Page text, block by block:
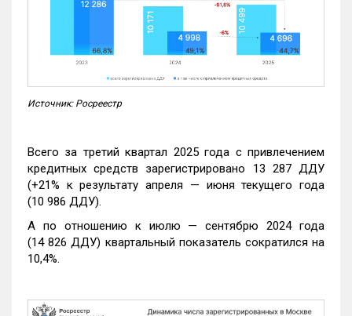
Источник: Росреестр
Всего за третий квартал 2025 года с привлечением
кредитных средств зарегистрировано 13 287 ДДУ
(+21% к результату апреля — июня текущего года
(10 986 ДДУ).
А по отношению к июлю — сентябрю 2024 года
(14 826 ДДУ) квартальный показатель сократился на
10,4%.